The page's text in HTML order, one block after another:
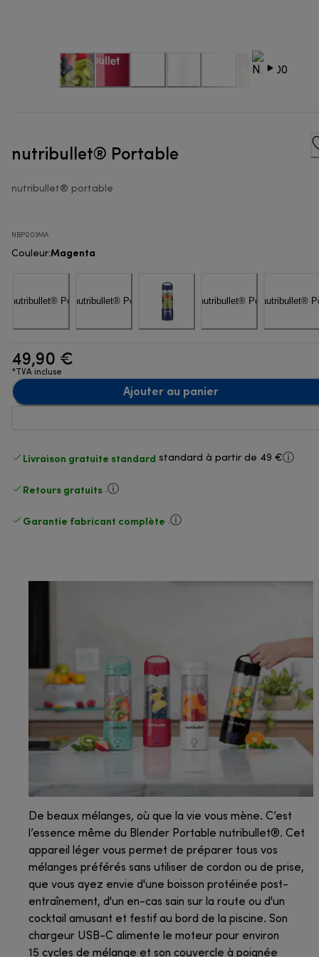
nutribullet® Portable
nutribullet® portable
NBP003MA
Couleur:Magenta
49,90 €
*TVA incluse
Ajouter au panier
Livraison gratuite standard standard à partir de 49 €
Retours gratuits .
Garantie fabricant complète .
De beaux mélanges, où que la vie vous mène. C’est
l’essence même du Blender Portable nutribullet®. Cet
appareil léger vous permet de préparer tous vos
mélanges préférés sans utiliser de cordon ou de prise,
que vous ayez envie d'une boisson protéinée post-
entraînement, d'un en-cas sain sur la route ou d'un
cocktail amusant et festif au bord de la piscine. Son
chargeur USB-C alimente le moteur pour environ
15 cycles de mélange et son couvercle à poignée